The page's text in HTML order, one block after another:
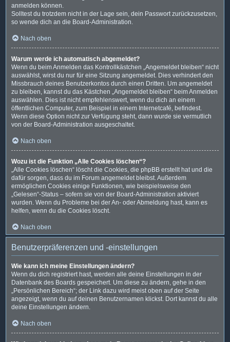
anmelden können.
Solltest du trotzdem nicht in der Lage sein, dein Passwort zurückzusetzen,
so wende dich an die Board-Administration.
Nach oben
Warum werde ich automatisch abgemeldet?
Wenn du beim Anmelden das Kontrollkästchen „Angemeldet bleiben“ nicht
auswählst, wirst du nur für eine Sitzung angemeldet. Dies verhindert den
Missbrauch deines Benutzerkontos durch einen Dritten. Um angemeldet
zu bleiben, kannst du das Kästchen „Angemeldet bleiben“ beim Anmelden
auswählen. Dies ist nicht empfehlenswert, wenn du dich an einem
öffentlichen Computer, zum Beispiel in einem Internetcafé, befindest.
Wenn diese Option nicht zur Verfügung steht, dann wurde sie vermutlich
von der Board-Administration ausgeschaltet.
Nach oben
Wozu ist die Funktion „Alle Cookies löschen“?
„Alle Cookies löschen“ löscht die Cookies, die phpBB erstellt hat und die
dafür sorgen, dass du im Forum angemeldet bleibst. Außerdem
ermöglichen Cookies einige Funktionen, wie beispielsweise den
„Gelesen“-Status – sofern sie von der Board-Administration aktiviert
wurden. Wenn du Probleme bei der An- oder Abmeldung hast, kann es
helfen, wenn du die Cookies löscht.
Nach oben
Benutzerpräferenzen und -einstellungen
Wie kann ich meine Einstellungen ändern?
Wenn du dich registriert hast, werden alle deine Einstellungen in der
Datenbank des Boards gespeichert. Um diese zu ändern, gehe in den
„Persönlichen Bereich“; der Link dazu wird meist oben auf der Seite
angezeigt, wenn du auf deinen Benutzernamen klickst. Dort kannst du alle
deine Einstellungen ändern.
Nach oben